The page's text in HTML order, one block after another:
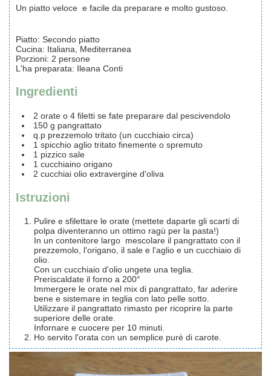
Un piatto veloce e facile da preparare e molto gustoso.
Piatto: Secondo piatto
Cucina: Italiana, Mediterranea
Porzioni: 2 persone
L'ha preparata: Ileana Conti
Ingredienti
2 orate o 4 filetti se fate preparare dal pescivendolo
150 g pangrattato
q.p prezzemolo tritato (un cucchiaio circa)
1 spicchio aglio tritato finemente o spremuto
1 pizzico sale
1 cucchiaino origano
2 cucchiai olio extravergine d'oliva
Istruzioni
Pulire e sfilettare le orate (mettete daparte gli scarti di
polpa diventeranno un ottimo ragù per la pasta!)
In un contenitore largo mescolare il pangrattato con il
prezzemolo, l'origano, il sale e l'aglio e un cucchiaio di
olio.
Con un cucchiaio d'olio ungete una teglia.
Preriscaldate il forno a 200°
Immergere le orate nel mix di pangrattato, far aderire
bene e sistemare in teglia con lato pelle sotto.
Utilizzare il pangrattato rimasto per ricoprire la parte
superiore delle orate.
Infornare e cuocere per 10 minuti.
Ho servito l'orata con un semplice purè di carote.